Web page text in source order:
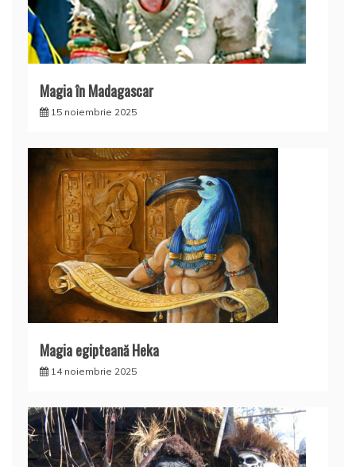
Magia în Madagascar
15 noiembrie 2025
Magia egipteană Heka
14 noiembrie 2025